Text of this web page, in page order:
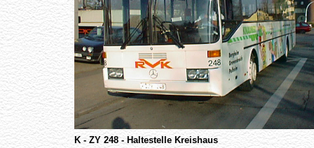
K - ZY 248 - Haltestelle Kreishaus